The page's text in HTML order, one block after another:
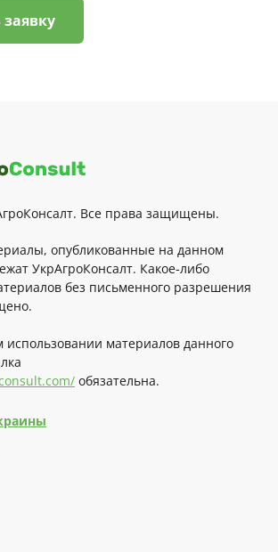
Все права защищены.
опубликованные на данном
УкрАгроКонсалт. Какое-либо
без письменного разрешения
материалов данного
обязательна.